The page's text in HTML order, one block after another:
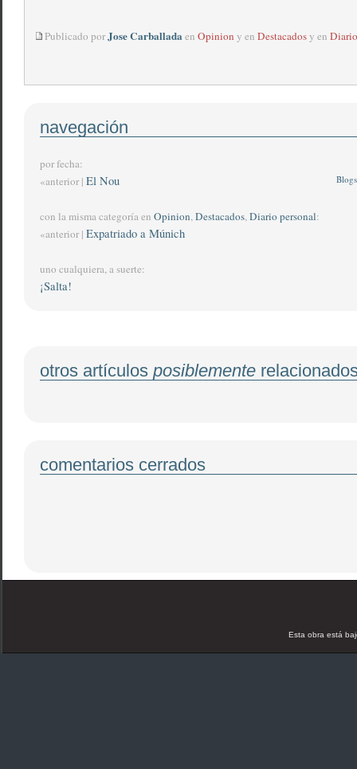
Publicado porJose Carballadaen Opinion y en Destacadosy en
navegación
por fecha:
«anterior | El Nou
con la misma categoría en Opinion,Destacados,Diario personal:
«anterior | Expatriado a Múnich
uno cualquiera, a suerte:
¡Salta!
otros artículos posiblemente
comentarios cerrados
Esta obra está